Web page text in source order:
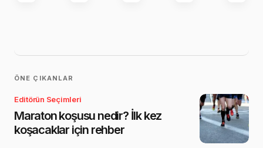
ÖNE ÇIKANLAR
Editörün Seçimleri
Maraton koşusu nedir? İlk kez
koşacaklar için rehber